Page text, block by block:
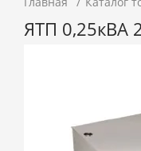
ЯТП 0,25кВА